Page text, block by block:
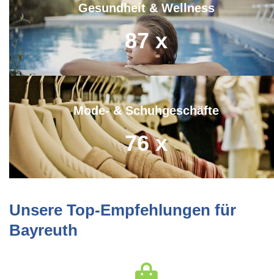
Gesundheit & Wellness
87 x
Mode- & Schuhgeschäfte
76 x
Unsere Top-Empfehlungen für
Bayreuth